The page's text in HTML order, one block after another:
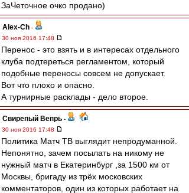
ЗаЧеточное очко продано)
Alex-Ch -
30 ноя 2016 17:48
Перенос - это взять и в интересах отдельного
клуба подтереться регламентом, который
подобные переносы совсем не допускает.
Вот что плохо и опасно.
А турнирные расклады - дело второе.
Свирепый Вепрь -
30 ноя 2016 17:48
Политика Матч ТВ выглядит непродуманной.
Непонятно, зачем посылать на никому не
нужный матч в Екатеринбург ,за 1500 км от
Москвы, бригаду из трёх московских
комментаторов, один из которых работает на